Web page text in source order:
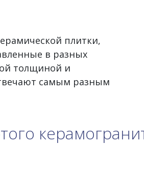
плитки,
в разных
толщиной и
самым разным